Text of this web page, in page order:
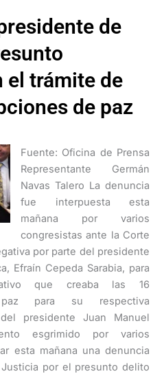
de
el trámite de
de paz
Fuente: Oficina de Prensa
Representante Germán
Navas Talero La denuncia
fue interpuesta esta
mañana por varios
congresistas ante la Corte
por parte del presidente
Efraín Cepeda Sarabia, para
que creaba las 16
para su respectiva
presidente Juan Manuel
esgrimido por varios
esta mañana una denuncia
por el presunto delito